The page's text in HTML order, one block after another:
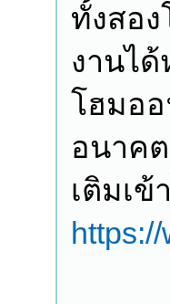
ทั้งสอ
งานไ
โฮมอ
อนาค
เติมเข้